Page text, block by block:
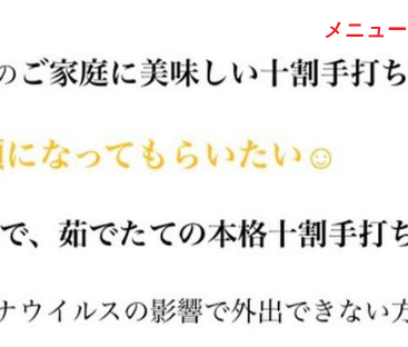
メニュー